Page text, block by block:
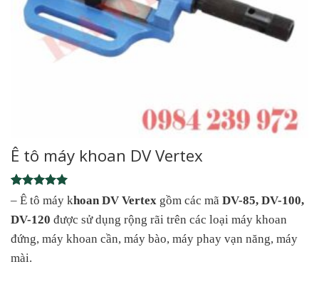
Ê tô máy khoan DV Vertex
Rated 5
out of 5
based on
rating
– Ê tô máy khoan DV Vertex gồm các mã DV-85, DV-100,
DV-120 được sử dụng rộng rãi trên các loại máy khoan
đứng, máy khoan cần, máy bào, máy phay vạn năng, máy
mài.